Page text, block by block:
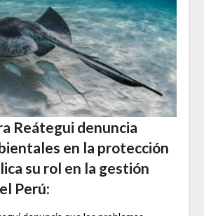
Reátegui denuncia
en la protección
su rol en la gestión
Perú: